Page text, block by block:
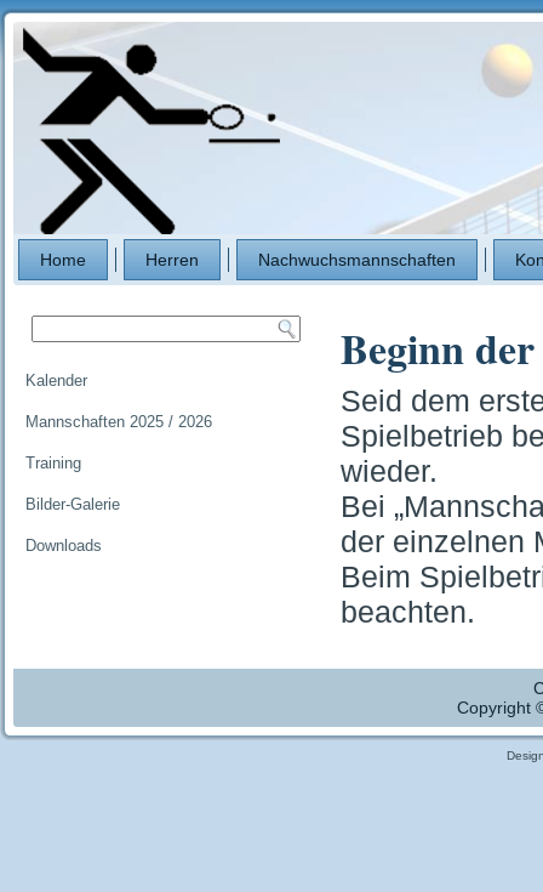
Home Herren Nachwuchsmannschaften
Kalender
Mannschaften 2025 / 2026
Training
Bilder-Galerie
Downloads
Beginn der
Seid dem
Spielbetrieb
wieder.
Bei
der einzelnen
Beim
beachten.
Copyright